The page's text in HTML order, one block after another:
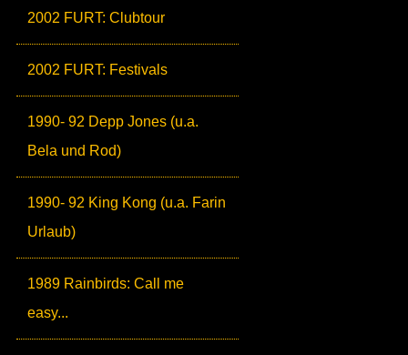
2002 FURT: Clubtour
2002 FURT: Festivals
1990- 92 Depp Jones (u.a.
Bela und Rod)
1990- 92 King Kong (u.a. Farin
Urlaub)
1989 Rainbirds: Call me
easy...